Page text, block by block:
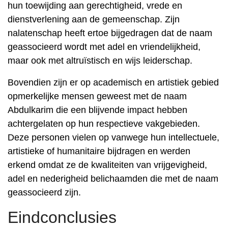
hun toewijding aan gerechtigheid, vrede en
dienstverlening aan de gemeenschap. Zijn
nalatenschap heeft ertoe bijgedragen dat de naam
geassocieerd wordt met adel en vriendelijkheid,
maar ook met altruïstisch en wijs leiderschap.
Bovendien zijn er op academisch en artistiek gebied
opmerkelijke mensen geweest met de naam
Abdulkarim die een blijvende impact hebben
achtergelaten op hun respectieve vakgebieden.
Deze personen vielen op vanwege hun intellectuele,
artistieke of humanitaire bijdragen en werden
erkend omdat ze de kwaliteiten van vrijgevigheid,
adel en nederigheid belichaamden die met de naam
geassocieerd zijn.
Eindconclusies